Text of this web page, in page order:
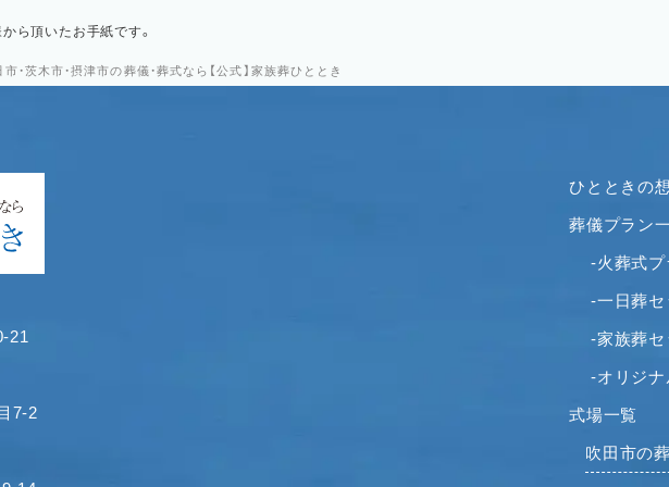
茨木市・摂津市の葬儀・葬式なら【公式】家族葬ひととき
ら頂いたお手紙です。
21
7-2
ひとときの
葬儀プラン
-火葬式
-一日葬
-家族葬
-オリジ
式場一覧
吹田市の